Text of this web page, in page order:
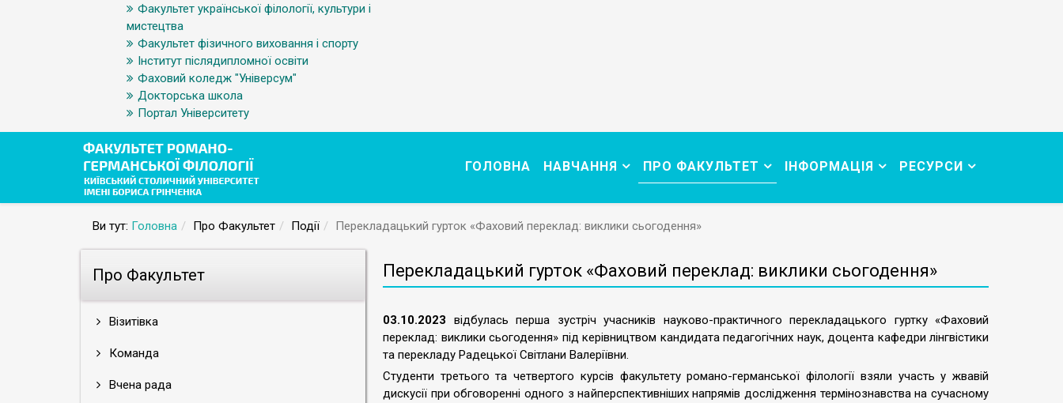
Факультет української філології, культури і
мистецтва
Факультет фізичного виховання і спорту
Інститут післядипломної освіти
Фаховий коледж "Універсум"
Докторська школа
Портал Університету
ГОЛОВНА НАВЧАННЯ ПРО ФАКУЛЬТЕТ ІНФОРМАЦІЯ РЕСУРСИ
Ви тут: Головна Про Факультет Події Перекладацький гурток «Фаховий переклад: виклики сьогодення»
Про Факультет
Візитівка
Команда
Вчена рада
Перекладацький гурток «Фаховий переклад: виклики сьогодення»
03.10.2023 відбулась перша зустріч учасників науково-практичного перекладацького гуртку «Фаховий
переклад: виклики сьогодення» під керівництвом кандидата педагогічних наук, доцента кафедри лінгвістики
та перекладу Радецької Світлани Валеріївни.
Студенти третього та четвертого курсів факультету романо-германської філології взяли участь у жвавій
дискусії при обговоренні одного з найперспективніших напрямів дослідження термінознавства на сучасному